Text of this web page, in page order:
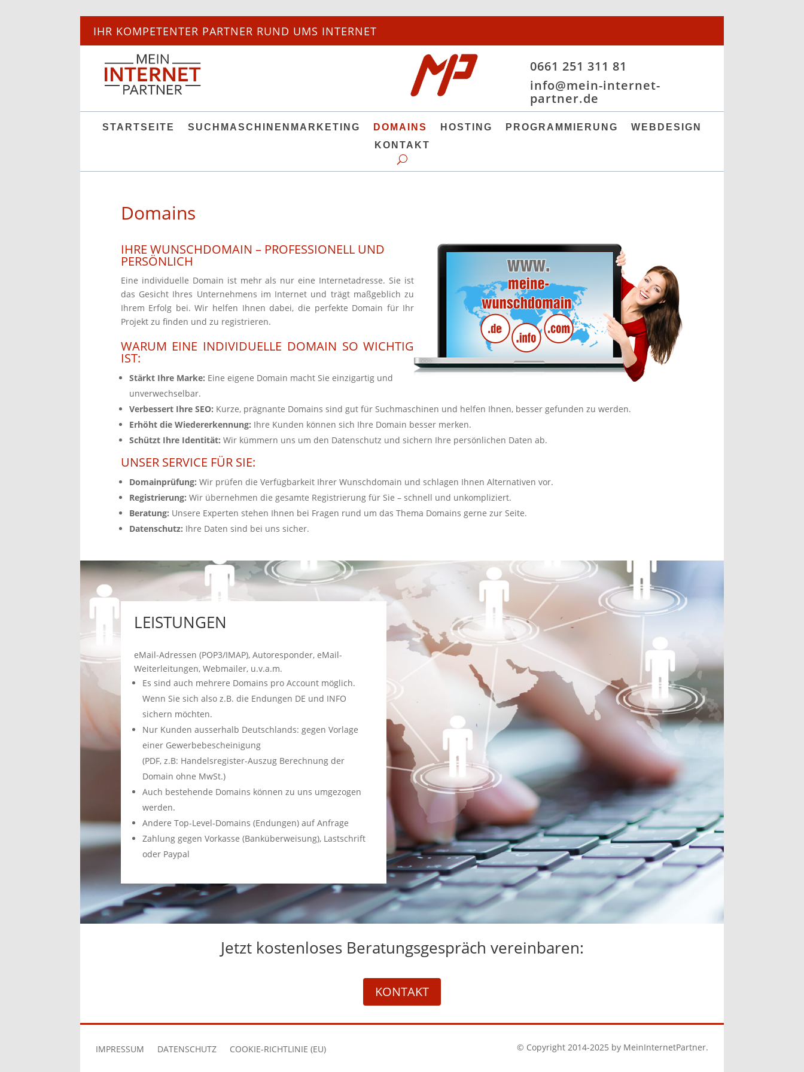
IHR KOMPETENTER PARTNER RUND UMS INTERNET
0661 251 311 81
info@mein-internet-
partner.de
STARTSEITE SUCHMASCHINENMARKETING DOMAINS HOSTING PROGRAMMIERUNG
WEBDESIGN
KONTAKT
Domains
IHRE WUNSCHDOMAIN – PROFESSIONELL UND
PERSÖNLICH
Eine individuelle Domain ist mehr als nur eine Internetadresse. Sie ist
das Gesicht Ihres Unternehmens im Internet und trägt maßgeblich zu
Ihrem Erfolg bei. Wir helfen Ihnen dabei, die perfekte Domain für Ihr
Projekt zu finden und zu registrieren.
WARUM EINE INDIVIDUELLE DOMAIN SO WICHTIG
IST:
Stärkt Ihre Marke: Eine eigene Domain macht Sie einzigartig und
unverwechselbar.
Verbessert Ihre SEO: Kurze, prägnante Domains sind gut für Suchmaschinen und helfen Ihnen, besser gefunden zu werden.
Erhöht die Wiedererkennung: Ihre Kunden können sich Ihre Domain besser merken.
Schützt Ihre Identität: Wir kümmern uns um den Datenschutz und sichern Ihre persönlichen Daten ab.
UNSER SERVICE FÜR SIE:
Domainprüfung: Wir prüfen die Verfügbarkeit Ihrer Wunschdomain und schlagen Ihnen Alternativen vor.
Registrierung: Wir übernehmen die gesamte Registrierung für Sie – schnell und unkompliziert.
Beratung: Unsere Experten stehen Ihnen bei Fragen rund um das Thema Domains gerne zur Seite.
Datenschutz: Ihre Daten sind bei uns sicher.
LEISTUNGEN
eMail-Adressen (POP3/IMAP), Autoresponder, eMail-
Weiterleitungen, Webmailer, u.v.a.m.
Es sind auch mehrere Domains pro Account möglich.
Wenn Sie sich also z.B. die Endungen DE und INFO
sichern möchten.
Nur Kunden ausserhalb Deutschlands: gegen Vorlage
einer Gewerbebescheinigung
(PDF, z.B: Handelsregister-Auszug Berechnung der
Domain ohne MwSt.)
Auch bestehende Domains können zu uns umgezogen
werden.
Andere Top-Level-Domains (Endungen) auf Anfrage
Zahlung gegen Vorkasse (Banküberweisung), Lastschrift
oder Paypal
Jetzt kostenloses Beratungsgespräch vereinbaren:
KONTAKT
IMPRESSUM DATENSCHUTZ COOKIE-RICHTLINIE (EU) © Copyright 2014-2025 by MeinInternetPartner.